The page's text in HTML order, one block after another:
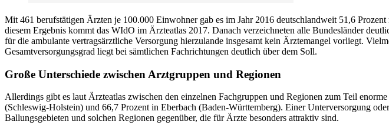
Mit 461 berufstätigen Ärzten je 100.000 Einwohner gab es im Jahr 2016 deutschlandweit 51,6
diesem Ergebnis kommt das WIdO im Ärzteatlas 2017. Danach verzeichneten alle Bundesländer
für die ambulante vertragsärztliche Versorgung hierzulande insgesamt kein Ärztemangel vorliegt.
Gesamtversorgungsgrad liegt bei sämtlichen Fachrichtungen deutlich über dem Soll.
Große Unterschiede zwischen Arztgruppen und Regionen
Allerdings gibt es laut Ärzteatlas zwischen den einzelnen Fachgruppen und Regionen zum Teil
(Schleswig-Holstein) und 66,7 Prozent in Eberbach (Baden-Württemberg). Einer Unterversorgung
Ballungsgebieten und solchen Regionen gegenüber, die für Ärzte besonders attraktiv sind.